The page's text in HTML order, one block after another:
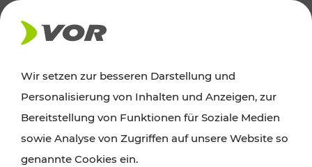
AKTUELLES
Ausflugstipps
Wien, Niederösterreich und das Burgenland
Wir setzen zur besseren Darstellung und
Personalisierung von Inhalten und Anzeigen, zur
Bereitstellung von Funktionen für Soziale Medien
sowie Analyse von Zugriffen auf unsere Website so
genannte Cookies ein.